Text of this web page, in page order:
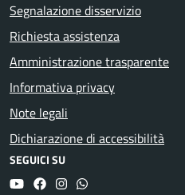
Segnalazione disservizio
Richiesta assistenza
Amministrazione trasparente
Informativa privacy
Note legali
Dichiarazione di accessibilità
SEGUICI SU
YouTubeFacebookInstagram
Whatsapp